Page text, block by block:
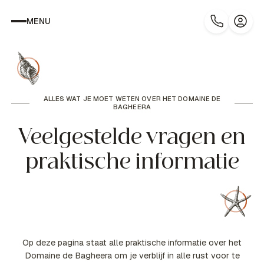
MENU
ALLES WAT JE MOET WETEN OVER HET DOMAINE DE
BAGHEERA
Veelgestelde vragen en
praktische informatie
Op deze pagina staat alle praktische informatie over het
Domaine de Bagheera om je verblijf in alle rust voor te